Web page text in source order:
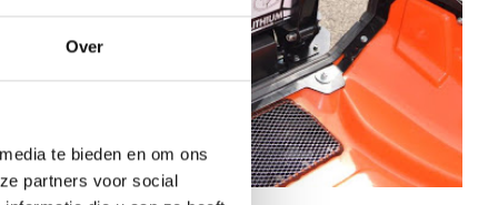
Over
te bieden en om ons
partners voor social